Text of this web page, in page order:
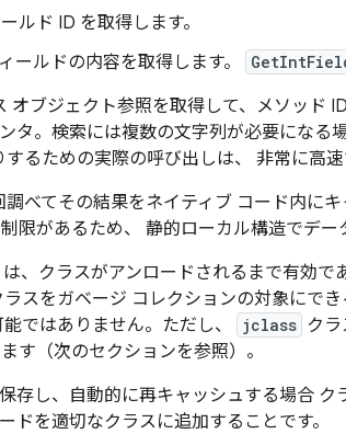
ルド ID を取得します。
ールドの内容を取得します。
オブジェクト参照を取得して、メソッド
タ。検索には複数の文字列が必要になる
るための実際の呼び出しは、 非常に高速
べてその結果をネイティブ コード内に
限があるため、 静的ローカル構造でデー
、クラスがアンロードされるまで有効で
スをガベージ コレクションの対象にで
ではありません。ただし、
jclass ク
す（次のセクションを参照）。
存し、自動的に再キャッシュする場合
を適切なクラスに追加することです。